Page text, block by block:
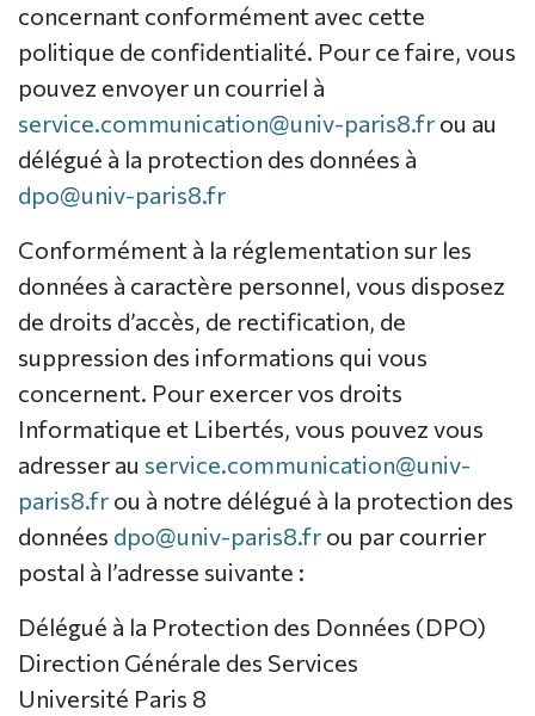
concernant conformément avec cette
politique de confidentialité. Pour ce faire, vous
pouvez envoyer un courriel à
service.communication@univ-paris8.fr ou au
délégué à la protection des données à
dpo@univ-paris8.fr
Conformément à la réglementation sur les
données à caractère personnel, vous disposez
de droits d’accès, de rectification, de
suppression des informations qui vous
concernent. Pour exercer vos droits
Informatique et Libertés, vous pouvez vous
adresser au service.communication@univ-
paris8.fr ou à notre délégué à la protection des
données dpo@univ-paris8.fr ou par courrier
postal à l’adresse suivante :
Délégué à la Protection des Données (DPO)
Direction Générale des Services
Université Paris 8